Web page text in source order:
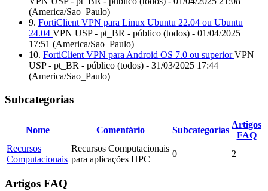
(America/Sao_Paulo)
9. FortiClient VPN para Linux Ubuntu 22.04 ou Ubuntu
24.04 VPN USP - pt_BR - público (todos) - 01/04/2025
17:51 (America/Sao_Paulo)
10. FortiClient VPN para Android OS 7.0 ou superiorVPN
USP - pt_BR - público (todos) - 31/03/2025 17:44
(America/Sao_Paulo)
Subcategorias
Nome Comentário Subcategorias
Artigos
FAQ
Recursos
Computacionais
Recursos Computacionais
para aplicações HPC
0 2
Artigos FAQ